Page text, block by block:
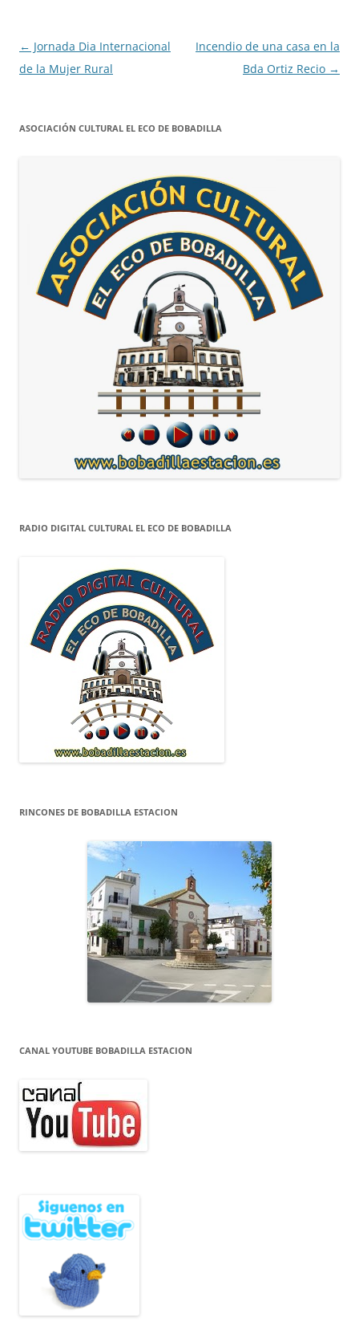
Navegación
de
← Jornada Dia Internacional
de la Mujer Rural
Incendio de una casa en la
Bda Ortiz Recio →
ASOCIACIÓN CULTURAL EL ECO DE BOBADILLA
RADIO DIGITAL CULTURAL EL ECO DE BOBADILLA
RINCONES DE BOBADILLA ESTACION
CANAL YOUTUBE BOBADILLA ESTACION